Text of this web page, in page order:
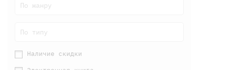
По жанру
По типу
Наличие скидки